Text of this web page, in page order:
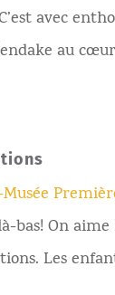
avec
au
bas! On
Les